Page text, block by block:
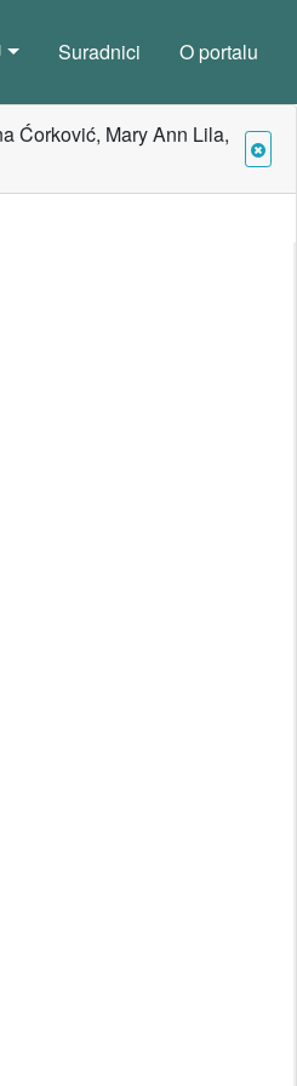
Suradnici O portalu
Ćorković, Mary Ann Lila,